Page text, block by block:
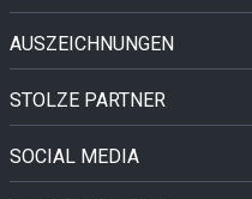
AUSZEICHNUNGEN
STOLZE PARTNER
SOCIAL MEDIA